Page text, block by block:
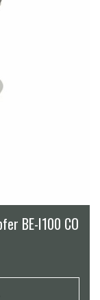
BE-I100 CO